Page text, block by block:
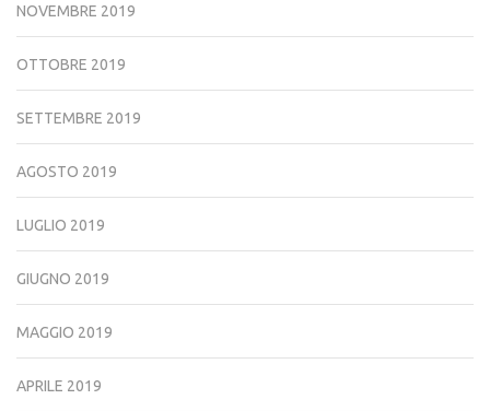
NOVEMBRE 2019
OTTOBRE 2019
SETTEMBRE 2019
AGOSTO 2019
LUGLIO 2019
GIUGNO 2019
MAGGIO 2019
APRILE 2019